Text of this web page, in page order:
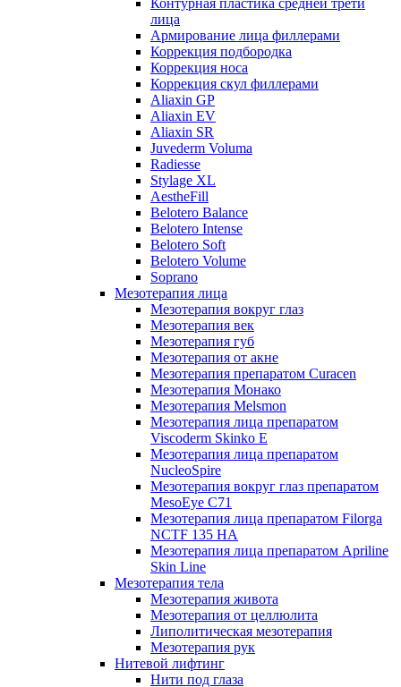
Контурная пластика средней трети
лица
Армирование лица филлерами
Коррекция подбородка
Коррекция носа
Коррекция скул филлерами
Aliaxin GP
Aliaxin EV
Aliaxin SR
Juvederm Voluma
Radiesse
Stylage XL
AestheFill
Belotero Balance
Belotero Intense
Belotero Soft
Belotero Volume
Soprano
Мезотерапия лица
Мезотерапия вокруг глаз
Мезотерапия век
Мезотерапия губ
Мезотерапия от акне
Мезотерапия препаратом Curacen
Мезотерапия Монако
Мезотерапия Melsmon
Мезотерапия лица препаратом
Viscoderm Skinko E
Мезотерапия лица препаратом
NucleoSpire
Мезотерапия вокруг глаз препаратом
MesoEye С71
Мезотерапия лица препаратом Filorga
NCTF 135 HA
Мезотерапия лица препаратом Apriline
Skin Line
Мезотерапия тела
Мезотерапия живота
Мезотерапия от целлюлита
Липолитическая мезотерапия
Мезотерапия рук
Нитевой лифтинг
Нити под глаза